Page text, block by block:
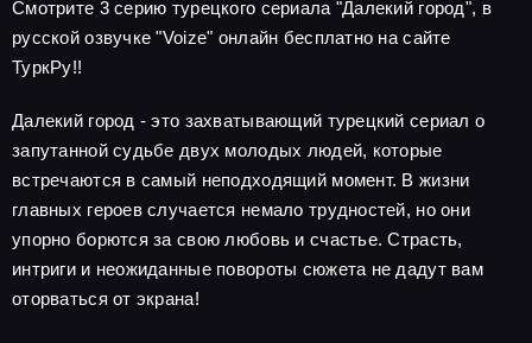
Смотрите 3 серию турецкого сериала "Далекий город", в
русской озвучке "Voize" онлайн бесплатно на сайте
ТуркРу!!
Далекий город - это захватывающий турецкий сериал о
запутанной судьбе двух молодых людей, которые
встречаются в самый неподходящий момент. В жизни
главных героев случается немало трудностей, но они
упорно борются за свою любовь и счастье. Страсть,
интриги и неожиданные повороты сюжета не дадут вам
оторваться от экрана!